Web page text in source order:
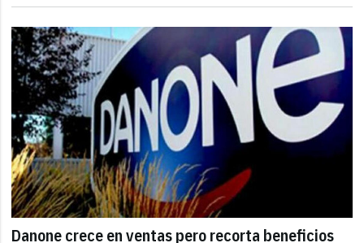
Danone crece en ventas pero recorta beneficios